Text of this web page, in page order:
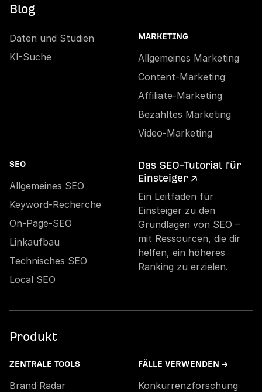
Blog
Daten und Studien
KI-Suche
MARKETING
Allgemeines Marketing
Content-Marketing
Affiliate-Marketing
Bezahltes Marketing
Video-Marketing
SEO
Allgemeines SEO
Keyword-Recherche
On-Page-SEO
Linkaufbau
Technisches SEO
Local SEO
Das SEO-Tutorial für
Einsteiger ↗
Ein Leitfaden für
Einsteiger zu den
Grundlagen von SEO –
mit Ressourcen, die dir
helfen, ein höheres
Ranking zu erzielen.
Produkt
ZENTRALE TOOLS
Brand Radar
FÄLLE VERWENDEN →
Konkurrenzforschung